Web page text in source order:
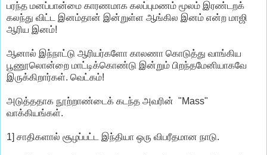
பரந்த மனப்பான்மை காரணமாக கலப்புமணம் மூலம் இரண்டறக்
கலந்து விட்ட இனம்தான் இன்றுள்ள ஆங்கில இனம் என்ற மாஜி
ஆரிய இனம்!
ஆனால் இந்நாட்டு ஆரியர்களோ காலணா கொடுத்து வாங்கிய
பூணூலொன்றை மாட்டிக்கொண்டு இன்றும் பிறந்தமேனியாகவே
இருக்கிறார்கள். வெட்கம்!
அடுத்ததாக நூற்றாண்டைக் கடந்த அவரின் "Mass"
வாக்கியங்கள்.
1] சாதிகளால் சூழப்பட்ட இந்தியா ஒரு விபரீதமான நாடு.